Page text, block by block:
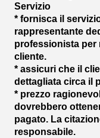
Servizio
* fornisca il
rappresentante
professionista per
cliente.
* assicuri che il
dettagliata circa il
* prezzo
dovrebbero
pagato. La
responsabile.